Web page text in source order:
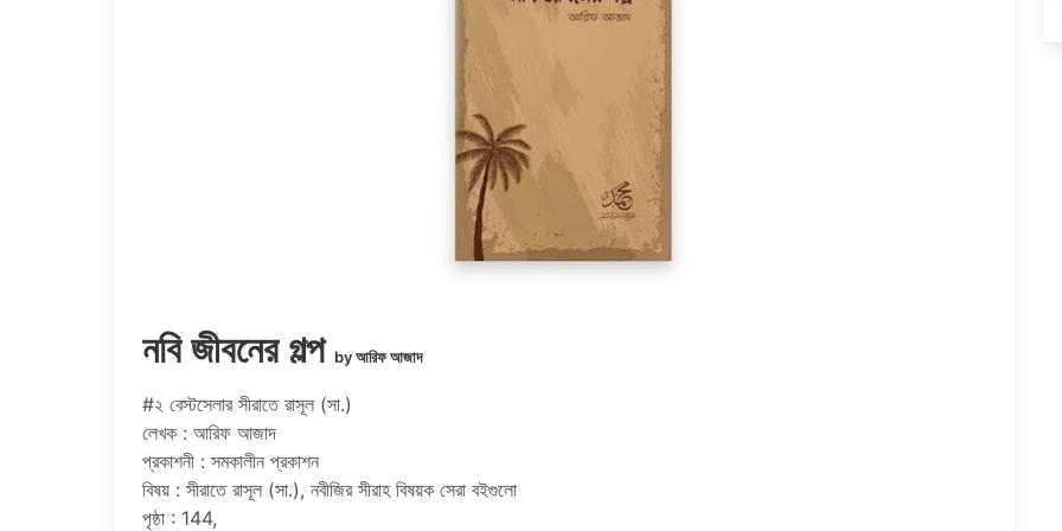
নবি জীবনের গল্প by আরিফ আজাদ
#২ বেস্টসেলার সীরাতে রাসূল (সা.)
লেখক : আরিফ আজাদ
প্রকাশনী : সমকালীন প্রকাশন
বিষয় : সীরাতে রাসূল (সা.), নবীজির সীরাহ বিষয়ক সেরা বইগুলো
পৃষ্ঠা : 144,